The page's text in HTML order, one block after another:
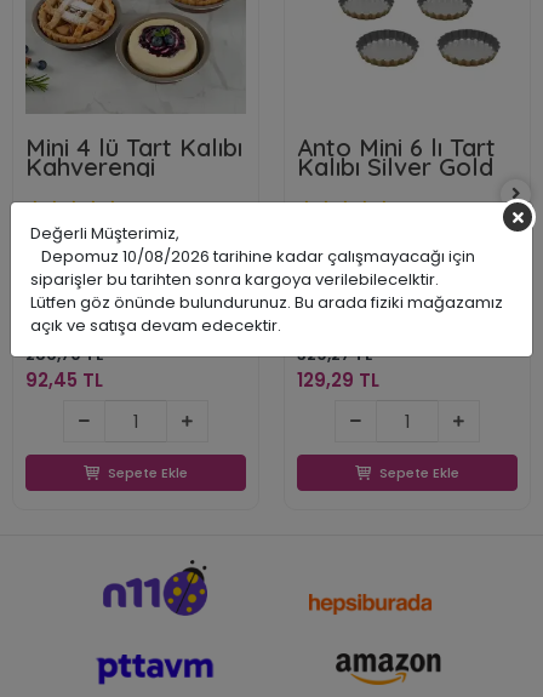
Mini 4 lü Tart Kalıbı
Kahverengi
Guardini
ARYSK1304
8006043024944
286,70 TL
92,45 TL
Sepete Ekle
Anto Mini 6 lı Tart
Kalıbı Silver Gold
Guardini
ARY1204SG
329,27 TL
129,29 TL
Sepete Ekle
Değerli Müşterimiz,
Depomuz 10/08/2026 tarihine kadar çalışmayacağı için
siparişler bu tarihten sonra kargoya verilebilecelktir.
Lütfen göz önünde bulundurunuz. Bu arada fiziki mağazamız
açık ve satışa devam edecektir.